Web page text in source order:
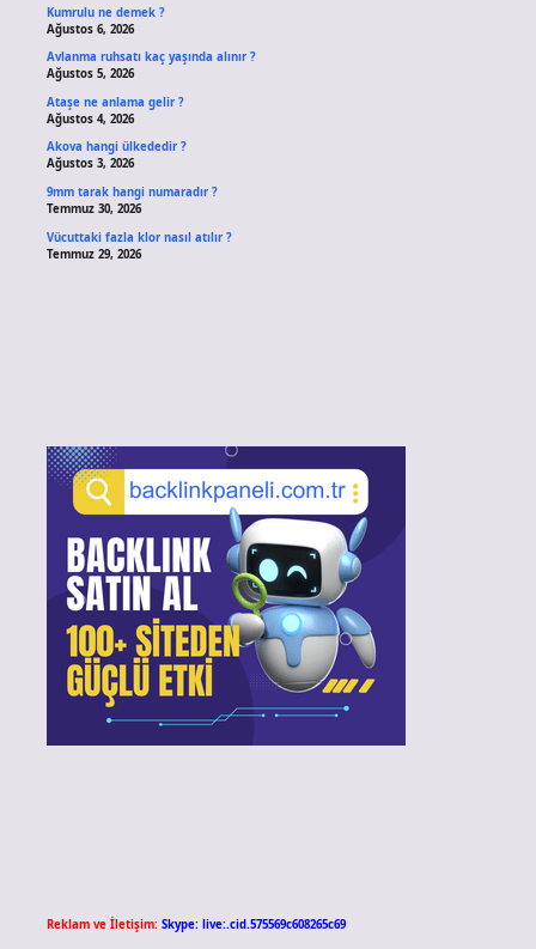
Kumrulu ne demek ?
Ağustos 6, 2026
Avlanma ruhsatı kaç yaşında alınır ?
Ağustos 5, 2026
Ataşe ne anlama gelir ?
Ağustos 4, 2026
Akova hangi ülkededir ?
Ağustos 3, 2026
9mm tarak hangi numaradır ?
Temmuz 30, 2026
Vücuttaki fazla klor nasıl atılır ?
Temmuz 29, 2026
Reklam ve İletişim: Skype: live:.cid.575569c608265c69